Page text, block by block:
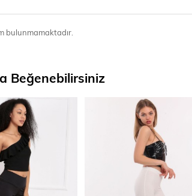
bulunmamaktadır.
Beğenebilirsiniz